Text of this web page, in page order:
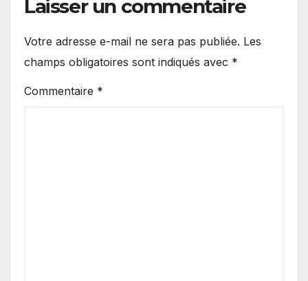
Laisser un commentaire
Votre adresse e-mail ne sera pas publiée. Les
champs obligatoires sont indiqués avec *
Commentaire *